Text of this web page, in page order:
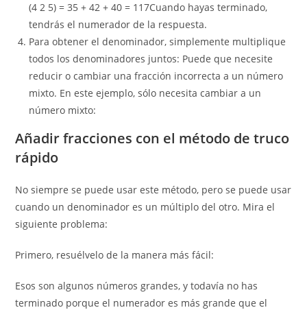
(4 2 5) = 35 + 42 + 40 = 117Cuando hayas terminado,
tendrás el numerador de la respuesta.
Para obtener el denominador, simplemente multiplique
todos los denominadores juntos: Puede que necesite
reducir o cambiar una fracción incorrecta a un número
mixto. En este ejemplo, sólo necesita cambiar a un
número mixto:
Añadir fracciones con el método de truco
rápido
No siempre se puede usar este método, pero se puede usar
cuando un denominador es un múltiplo del otro. Mira el
siguiente problema:
Primero, resuélvelo de la manera más fácil:
Esos son algunos números grandes, y todavía no has
terminado porque el numerador es más grande que el